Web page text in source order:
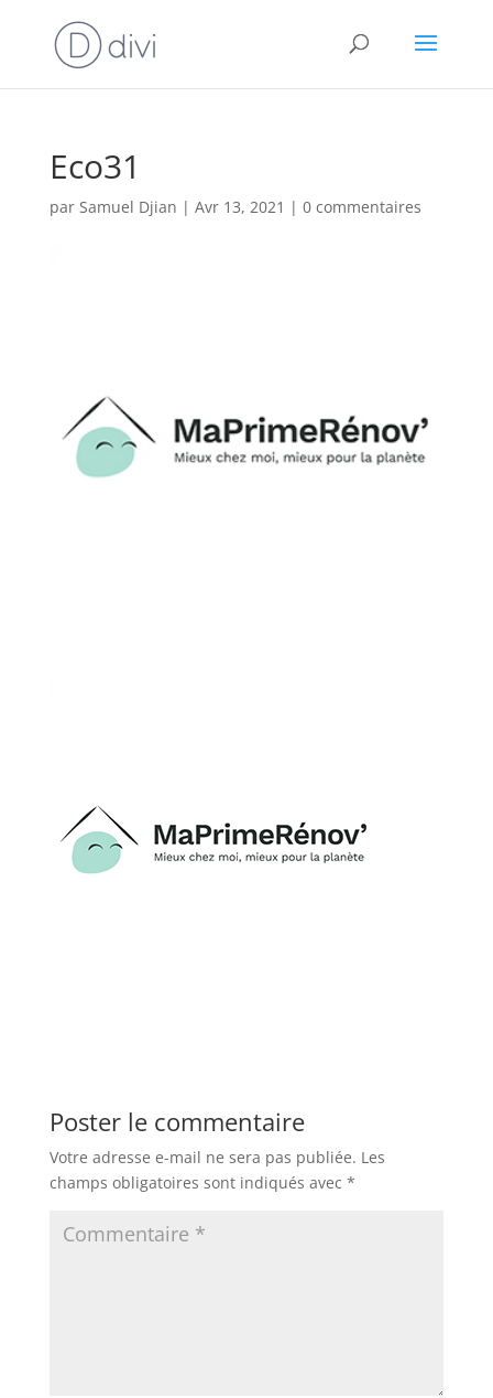
Eco31
par Samuel Djian | Avr 13, 2021 | 0 commentaires
Poster le commentaire
Votre adresse e-mail ne sera pas publiée. Les
champs obligatoires sont indiqués avec *